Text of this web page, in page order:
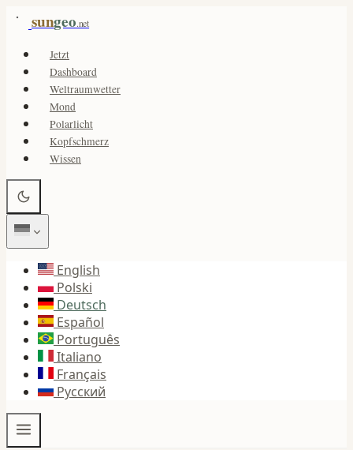
sungeo.net
Jetzt
Dashboard
Weltraumwetter
Mond
Polarlicht
Kopfschmerz
Wissen
English
Polski
Deutsch
Español
Português
Italiano
Français
Русский